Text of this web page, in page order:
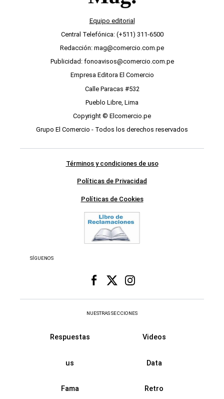
Equipo editorial
Central Telefónica: (+511) 311-6500
Redacción: mag@comercio.com.pe
Publicidad: fonoavisos@comercio.com.pe
Empresa Editora El Comercio
Calle Paracas #532
Pueblo Libre, Lima
Copyright © Elcomercio.pe
Grupo El Comercio - Todos los derechos reservados
Términos y condiciones de uso
Políticas de Privacidad
Políticas de Cookies
SÍGUENOS
NUESTRAS SECCIONES
Respuestas Videos
us Data
Fama Retro